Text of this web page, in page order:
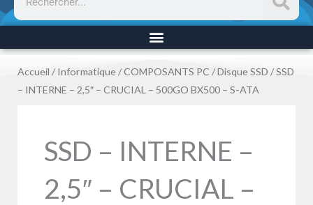
Accueil /Informatique /COMPOSANTS PC /Disque SSD / SSD
– INTERNE – 2,5″ – CRUCIAL – 500GO BX500 – S-ATA
SSD – INTERNE –
2,5″ – CRUCIAL –